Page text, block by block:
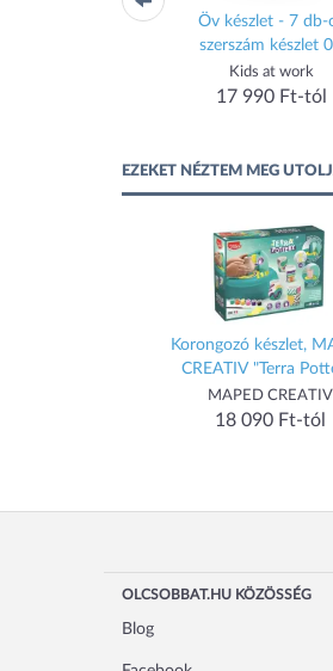
készségfejlesztő
Öv készlet - 7 db-
szerszám készlet
Kids at work
17 990 Ft-tól
EZEKET NÉZTEM MEG
Korongozó készlet,
CREATIV "Terra
MAPED CREATIV
18 090 Ft-tól
OLCSOBBAT.HU KÖZÖSSÉG
Blog